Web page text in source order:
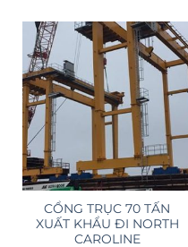
CỔNG TRỤC 70 TẤN
XUẤT KHẨU ĐI NORTH
CAROLINE